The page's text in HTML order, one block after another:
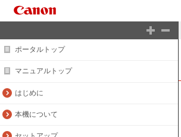
ポータルトップ
マニュアルトップ
はじめに
本機について